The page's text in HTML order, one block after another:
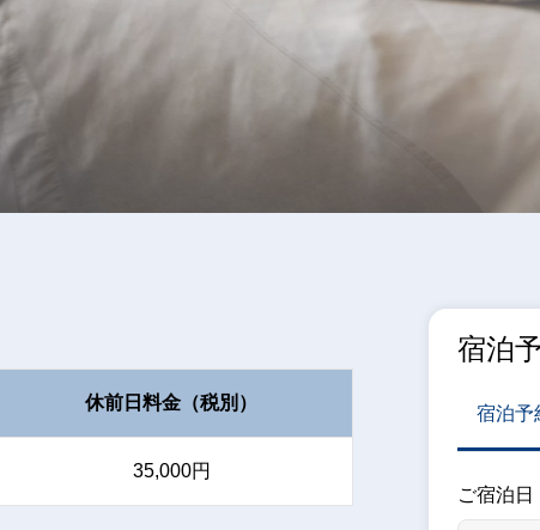
休前日料金（税別）
35,000円
宿泊
宿泊予
ご宿泊日